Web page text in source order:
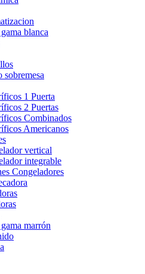
blanca
sobremesa
1 Puerta
2 Puertas
Combinados
Americanos
vertical
integrable
Congeladores
marrón